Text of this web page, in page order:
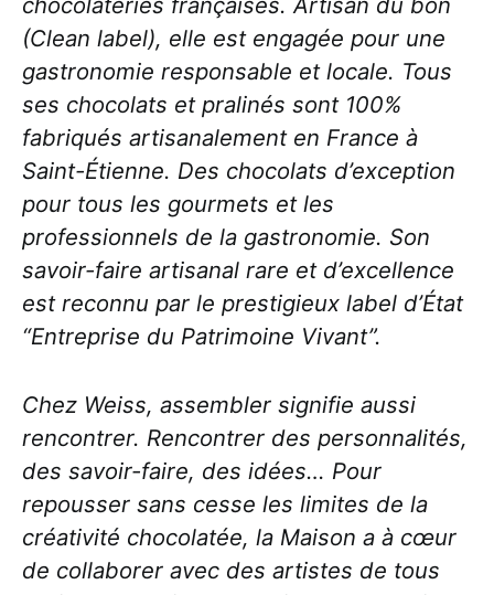
(Clean label), elle est engagée pour une
gastronomie responsable et locale. Tous
ses chocolats et pralinés sont 100%
fabriqués artisanalement en France à
Saint-Étienne. Des chocolats d’exception
pour tous les gourmets et les
professionnels de la gastronomie. Son
savoir-faire artisanal rare et d’excellence
est reconnu par le prestigieux label d’État
“Entreprise du Patrimoine Vivant”.
Chez Weiss, assembler signifie aussi
rencontrer. Rencontrer des personnalités,
des savoir-faire, des idées… Pour
repousser sans cesse les limites de la
créativité chocolatée, la Maison a à cœur
de collaborer avec des artistes de tous